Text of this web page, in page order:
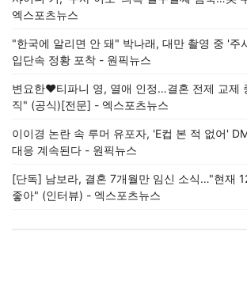
엑스포츠뉴스
"한국에 알리면 안 돼" 박나래, 대만 촬영 중 '주
입단속 정황 포착 - 원픽뉴스
변요한♥티파니 영, 열애 인정…결혼 전제 교제
직" (공식)[전문] - 엑스포츠뉴스
이이경 논란 속 루머 유포자, 'E컵 본 적 없어'
대응 계속된다 - 원픽뉴스
[단독] 남보라, 결혼 7개월만 임신 소식…"현재
좋아" (인터뷰) - 엑스포츠뉴스